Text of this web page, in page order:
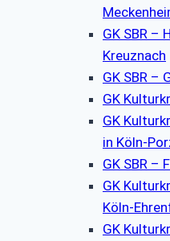
GK SBR –
Kreuznach
GK SBR –
GK
GK
in Köln-
GK SBR –
GK
Köln-
GK